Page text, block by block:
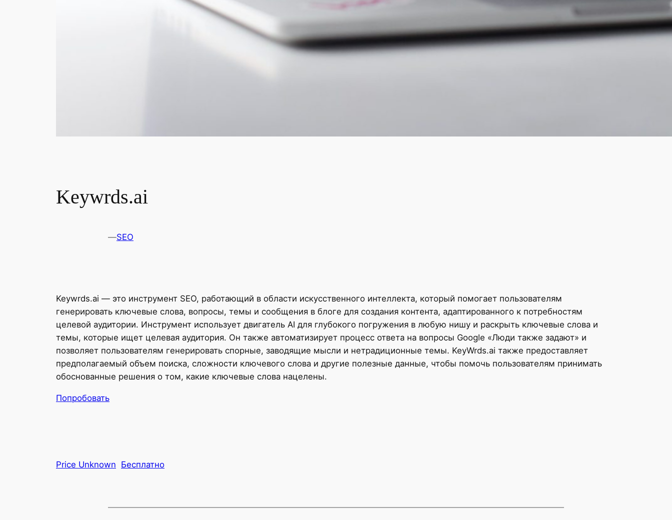
Keywrds.ai
—SEO
Keywrds.ai — это инструмент SEO, работающий в области искусственного интеллекта, который помогает пользователям
генерировать ключевые слова, вопросы, темы и сообщения в блоге для создания контента, адаптированного к потребностям
целевой аудитории. Инструмент использует двигатель AI для глубокого погружения в любую нишу и раскрыть ключевые слова и
темы, которые ищет целевая аудитория. Он также автоматизирует процесс ответа на вопросы Google «Люди также задают» и
позволяет пользователям генерировать спорные, заводящие мысли и нетрадиционные темы. KeyWrds.ai также предоставляет
предполагаемый объем поиска, сложности ключевого слова и другие полезные данные, чтобы помочь пользователям принимать
обоснованные решения о том, какие ключевые слова нацелены.
Попробовать
Price Unknown Бесплатно